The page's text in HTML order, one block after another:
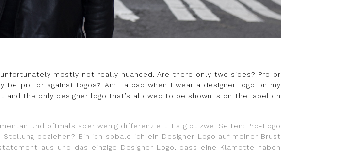
mostly not really nuanced. Are there only two sides? Pro or
pro or against logos? Am I a cad when I wear a designer logo on my
the only designer logo that’s allowed to be shown is on the label on
und oftmals aber wenig differenziert. Es gibt zwei Seiten: Pro-Logo
beziehen? Bin ich sobald ich ein Designer-Logo auf meiner Brust
aus und das einzige Designer-Logo, dass eine Klamotte haben